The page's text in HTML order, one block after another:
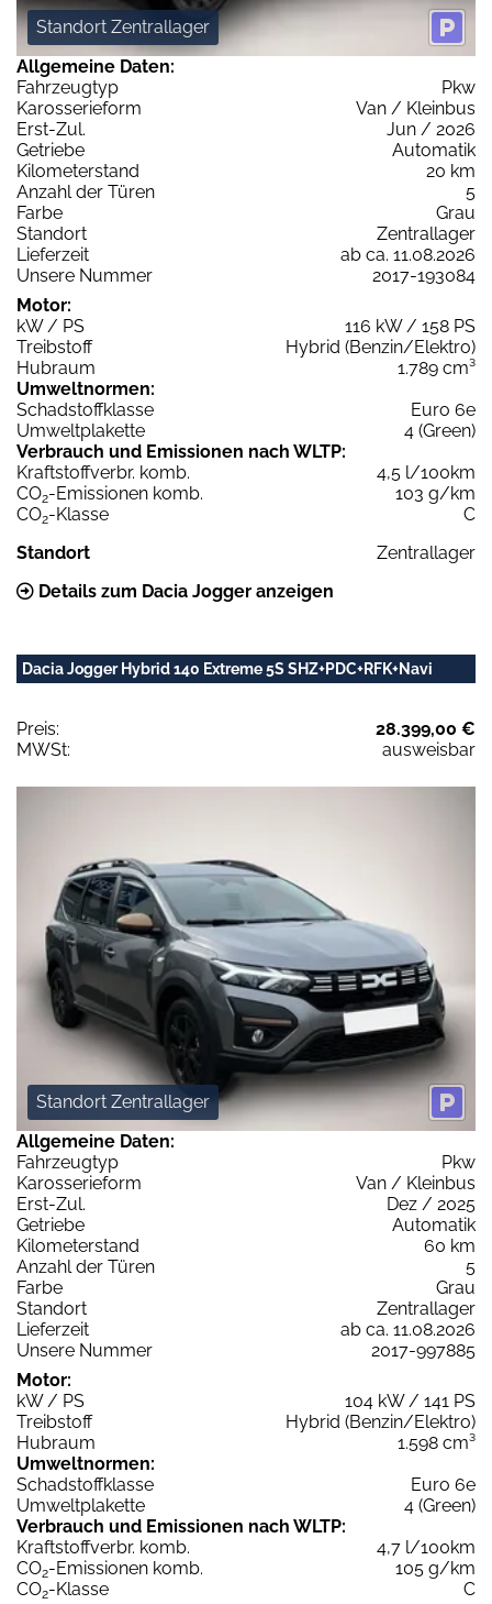
Standort Zentrallager
Allgemeine Daten:
Fahrzeugtyp
Pkw
Karosserieform
Van / Kleinbus
Erst-Zul.
Jun / 2026
Getriebe
Automatik
Kilometerstand
20 km
Anzahl der Türen
5
Farbe
Grau
Standort
Zentrallager
Lieferzeit
ab ca. 11.08.2026
Unsere Nummer
2017-193084
Motor:
kW / PS
116 kW / 158 PS
Treibstoff
Hybrid (Benzin/Elektro)
Hubraum
1.789 cm³
Umweltnormen:
Schadstoffklasse
Euro 6e
Umweltplakette
4 (Green)
Verbrauch und Emissionen nach WLTP:
Kraftstoffverbr. komb.
4,5 l/100km
CO2-Emissionen komb.
103 g/km
CO2-Klasse
C
Standort
Zentrallager
Details zum Dacia Jogger anzeigen
Dacia Jogger Hybrid 140 Extreme 5S SHZ+PDC+RFK+Navi
Preis:
28.399,00 €
MWSt:
ausweisbar
Standort Zentrallager
Allgemeine Daten:
Fahrzeugtyp
Pkw
Karosserieform
Van / Kleinbus
Erst-Zul.
Dez / 2025
Getriebe
Automatik
Kilometerstand
60 km
Anzahl der Türen
5
Farbe
Grau
Standort
Zentrallager
Lieferzeit
ab ca. 11.08.2026
Unsere Nummer
2017-997885
Motor:
kW / PS
104 kW / 141 PS
Treibstoff
Hybrid (Benzin/Elektro)
Hubraum
1.598 cm³
Umweltnormen:
Schadstoffklasse
Euro 6e
Umweltplakette
4 (Green)
Verbrauch und Emissionen nach WLTP:
Kraftstoffverbr. komb.
4,7 l/100km
CO2-Emissionen komb.
105 g/km
CO2-Klasse
C